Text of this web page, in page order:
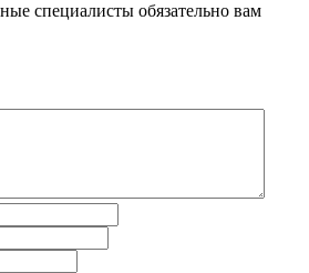
специалисты обязательно вам